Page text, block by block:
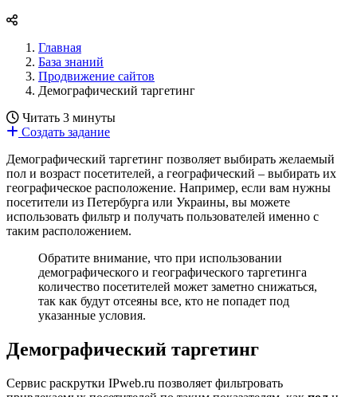
Главная
База знаний
Продвижение сайтов
Демографический таргетинг
Читать 3 минуты
Создать задание
Демографический таргетинг позволяет выбирать желаемый
пол и возраст посетителей, а географический – выбирать их
географическое расположение. Например, если вам нужны
посетители из Петербурга или Украины, вы можете
использовать фильтр и получать пользователей именно с
таким расположением.
Обратите внимание, что при использовании
демографического и географического таргетинга
количество посетителей может заметно снижаться,
так как будут отсеяны все, кто не попадет под
указанные условия.
Демографический таргетинг
Сервис раскрутки IPweb.ru позволяет фильтровать